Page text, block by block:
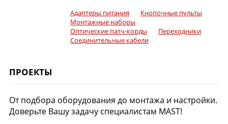
Адаптеры питания
Кнопочные пульты
Монтажные наборы
Оптические патч-корды
Переходники
Соединительные кабели
ПРОЕКТЫ
От подбора оборудования до монтажа и настройки.
Доверьте Вашу задачу специалистам MAST!